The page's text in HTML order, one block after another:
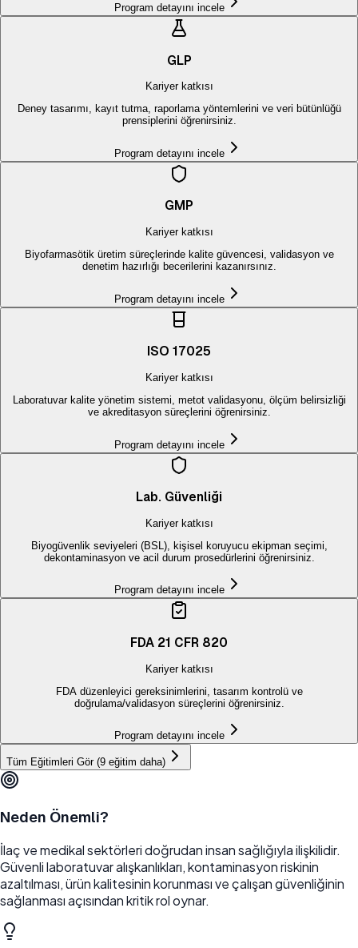
Program detayını incele
GLP
Kariyer katkısı
Deney tasarımı, kayıt tutma, raporlama yöntemlerini ve veri bütünlüğü
prensiplerini öğrenirsiniz.
Program detayını incele
GMP
Kariyer katkısı
Biyofarmasötik üretim süreçlerinde kalite güvencesi, validasyon ve
denetim hazırlığı becerilerini kazanırsınız.
Program detayını incele
ISO 17025
Kariyer katkısı
Laboratuvar kalite yönetim sistemi, metot validasyonu, ölçüm belirsizliği
ve akreditasyon süreçlerini öğrenirsiniz.
Program detayını incele
Lab. Güvenliği
Kariyer katkısı
Biyogüvenlik seviyeleri (BSL), kişisel koruyucu ekipman seçimi,
dekontaminasyon ve acil durum prosedürlerini öğrenirsiniz.
Program detayını incele
FDA 21 CFR 820
Kariyer katkısı
FDA düzenleyici gereksinimlerini, tasarım kontrolü ve
doğrulama/validasyon süreçlerini öğrenirsiniz.
Program detayını incele
Tüm Eğitimleri Gör (9 eğitim daha)
Neden Önemli?
İlaç ve medikal sektörleri doğrudan insan sağlığıyla ilişkilidir.
Güvenli laboratuvar alışkanlıkları, kontaminasyon riskinin
azaltılması, ürün kalitesinin korunması ve çalışan güvenliğinin
sağlanması açısından kritik rol oynar.